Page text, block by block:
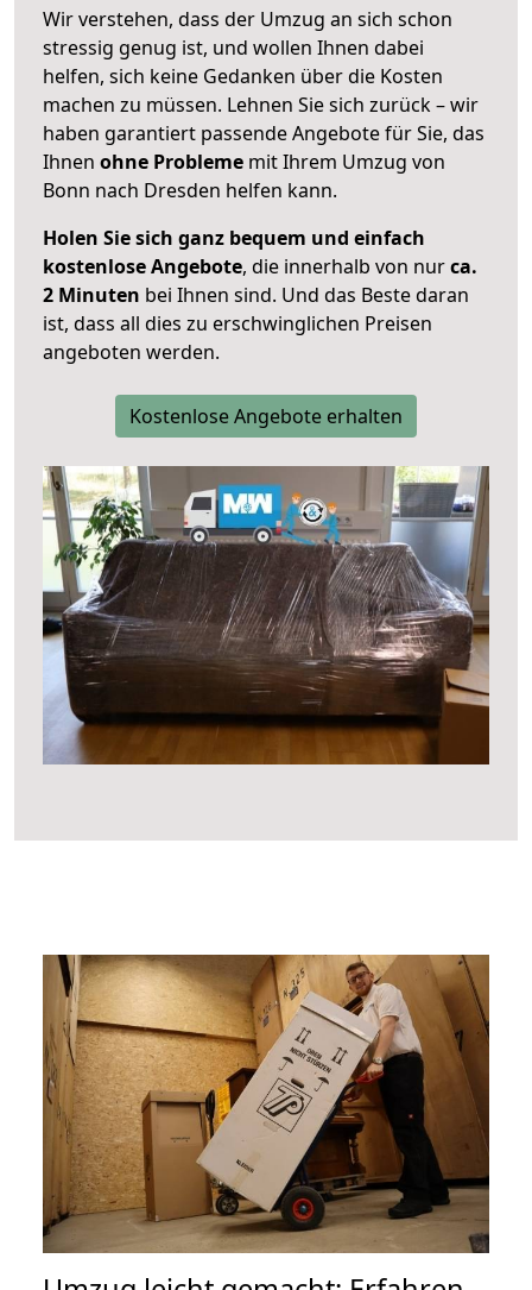
Wir verstehen, dass der Umzug an sich schon
stressig genug ist, und wollen Ihnen dabei
helfen, sich keine Gedanken über die Kosten
machen zu müssen. Lehnen Sie sich zurück – wir
haben garantiert passende Angebote für Sie, das
Ihnen ohne Probleme mit Ihrem Umzug von
Bonn nach Dresden helfen kann.
Holen Sie sich ganz bequem und einfach
kostenlose Angebote, die innerhalb von nurca.
2 Minuten bei Ihnen sind. Und das Beste daran
ist, dass all dies zu erschwinglichen Preisen
angeboten werden.
Kostenlose Angebote erhalten